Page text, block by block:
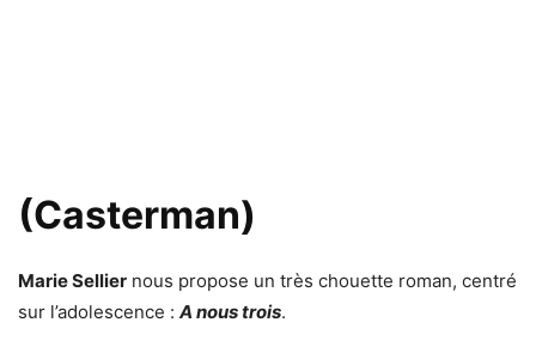
(Casterman)
Marie Sellier nous propose un très chouette roman, centré
sur l’adolescence : A nous trois.